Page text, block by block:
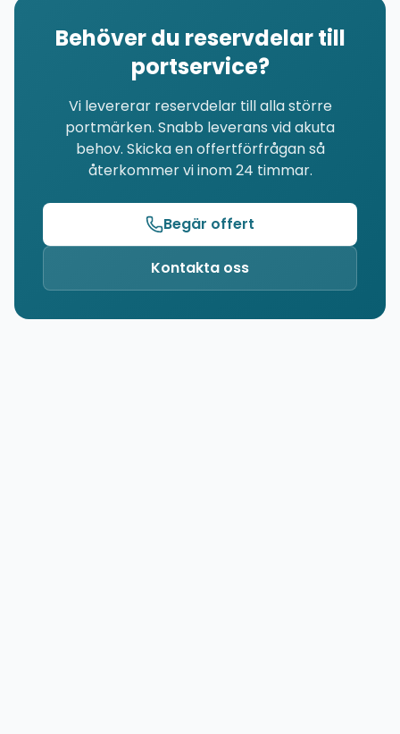
Behöver du reservdelar till
portservice?
Vi levererar reservdelar till alla större
portmärken. Snabb leverans vid akuta
behov. Skicka en offertförfrågan så
återkommer vi inom 24 timmar.
Begär offert
Kontakta oss